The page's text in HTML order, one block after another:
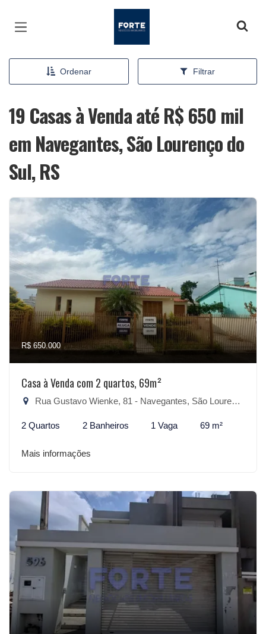
Ordenar Filtrar
19 Casas à Venda até R$ 650 mil
em Navegantes, São Lourenço do
Sul, RS
R$ 650.000
Casa à Venda com 2 quartos, 69m²
Rua Gustavo Wienke, 81 - Navegantes, São Lourenço do Sul-RS
2 Quartos 2 Banheiros 1 Vaga 69 m²
Mais informações